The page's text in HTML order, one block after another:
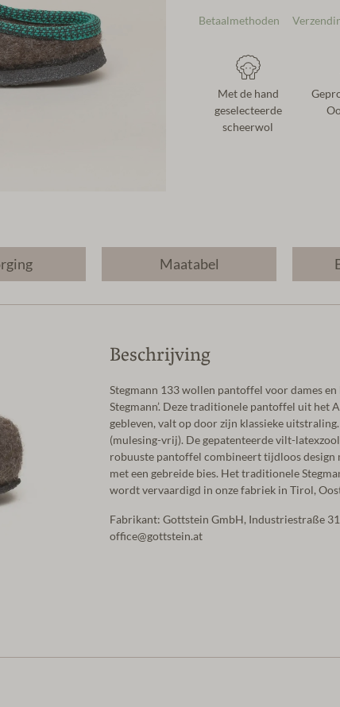
Betaalmethoden
Met de hand
geselecteerde
scheerwol
Maatabel
Beschrijving
Stegmann 133 wollen pantoffel voor dames
Stegmann’. Deze traditionele pantoffel uit het
gebleven, valt op door zijn klassieke
(mulesing-vrij). De gepatenteerde vilt-
robuuste pantoffel combineert tijdloos design
met een gebreide bies. Het traditionele
wordt vervaardigd in onze fabriek in Tirol,
Fabrikant: Gottstein GmbH, Industriestraße
office@gottstein.at